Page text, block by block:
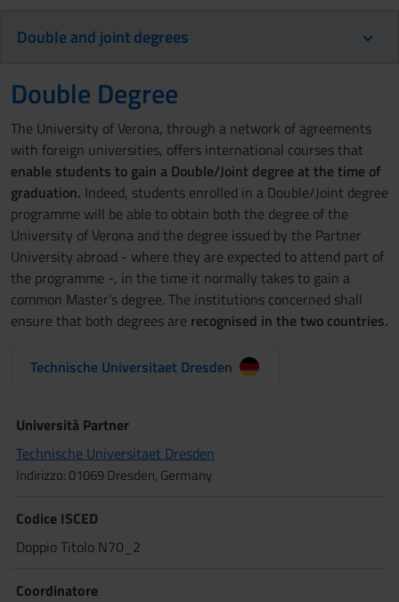
Double and joint degrees
Double Degree
The University of Verona, through a network of agreements
with foreign universities, offers international courses that
enable students to gain a Double/Joint degree at the time of
graduation. Indeed, students enrolled in a Double/Joint degree
programme will be able to obtain both the degree of the
University of Verona and the degree issued by the Partner
University abroad - where they are expected to attend part of
the programme -, in the time it normally takes to gain a
common Master’s degree. The institutions concerned shall
ensure that both degrees are recognised in the two countries.
Technische Universitaet Dresden
Università Partner
Technische Universitaet Dresden
Indirizzo: 01069 Dresden, Germany
Codice ISCED
Doppio Titolo N70_2
Coordinatore